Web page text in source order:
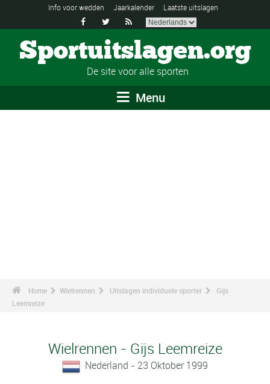
Info voor wedden Jaarkalender Laatste uitslagen
  
Sportuitslagen.org
De site voor alle sporten
Menu
Home Wielrennen Uitslagen individuele sporter
Gijs
Leemreize
Wielrennen - Gijs Leemreize
Nederland - 23 Oktober 1999